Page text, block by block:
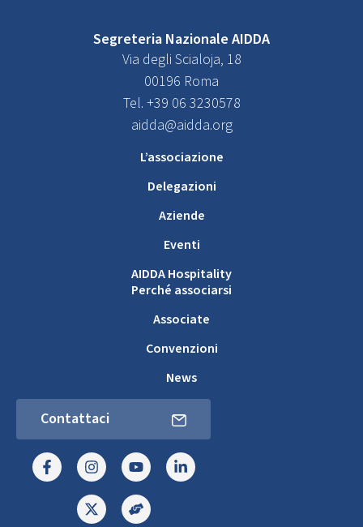
Segreteria Nazionale AIDDA
Via degli Scialoja, 18
00196 Roma
Tel. +39 06 3230578
aidda@aidda.org
L’associazione
Delegazioni
Aziende
Eventi
AIDDA Hospitality
Perché associarsi
Associate
Convenzioni
News
Contattaci